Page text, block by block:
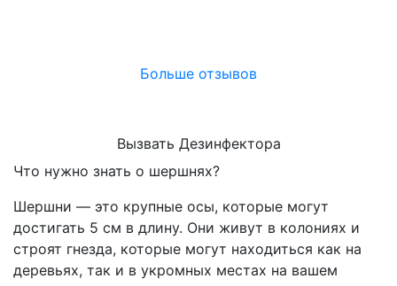
Больше отзывов
Вызвать Дезинфектора
Что нужно знать о шершнях?
Шершни — это крупные осы, которые могут
достигать 5 см в длину. Они живут в колониях и
строят гнезда, которые могут находиться как на
деревьях, так и в укромных местах на вашем